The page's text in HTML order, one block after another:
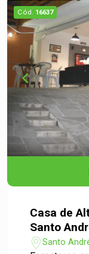
por 36,40
amplo amplo
ótima
Cód. 16637
Casa de
Santo
Santo